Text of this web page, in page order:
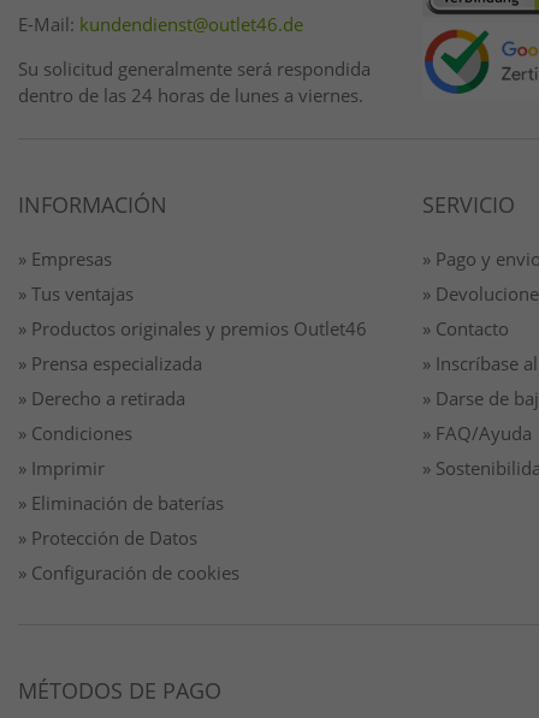
E-Mail: kundendienst@outlet46.de
Su solicitud generalmente será respondida
dentro de las 24 horas de lunes a viernes.
INFORMACIÓN
» Empresas
» Tus ventajas
» Productos originales y premios Outlet46
» Prensa especializada
» Derecho a retirada
» Condiciones
» Imprimir
» Eliminación de baterías
» Protección de Datos
» Configuración de cookies
SERVICIO
» Pago y
»
» Contacto
» Inscríbase
» Darse de
» FAQ/Ayuda
»
MÉTODOS DE PAGO